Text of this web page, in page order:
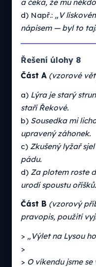
d) Např.: „V
nápisem — byl to
Řešení úlohy 8
Část A (vzorové
a) Lýra je starý
staří Řekové.
b) Sousedka mi
upravený záhonek.
c) Zkušený lyžař
pádu.
d) Za plotem roste
urodí spoustu oříšků.
Část B (vzorový
pravopis, použití
> „Výlet na Lysou
>
> O víkendu jsme